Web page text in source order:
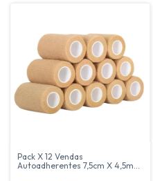
Pack X 12 Vendas
Autoadherentes 7,5cm X 4,5m